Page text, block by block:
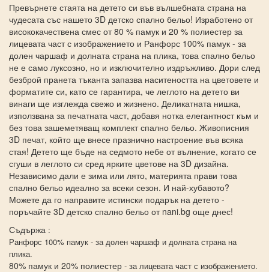
Превърнете стаята на детето си във вълшебната страна на
чудесата със нашето 3D детско спално бельо! Изработено от
висококачествена смес от 80 % памук и 20 % полиестер за
лицевата част с изображението и Ранфорс 100% памук - за
долен чаршаф и долната страна на плика, това спално бельо
не е само луксозно, но и изключително издръжливо. Дори след
безброй пранета тъканта запазва наситеността на цветовете и
форматите си, като се гарантира, че леглото на детето ви
винаги ще изглежда свежо и жизнено. Деликатната нишка,
използвана за печатната част, добавя нотка елегантност към и
без това зашеметяващ комплект спално бельо. Живописния
3D печат, който ще внесе празнично настроение във всяка
стая! Детето ще бъде на седмото небе от вълнение, когато се
сгуши в леглото си сред ярките цветове на 3D дизайна.
Независимо дали е зима или лято, материята прави това
спално бельо идеално за всеки сезон. И най-хубавото?
Можете да го направите истински подарък на детето -
поръчайте 3D детско спално бельо от nani.bg още днес!
Съдържа :
Ранфорс 100% памук - за долен чаршаф и долната страна на
плика.
80% памук и 20% полиестер - за лицевата част с изображението.